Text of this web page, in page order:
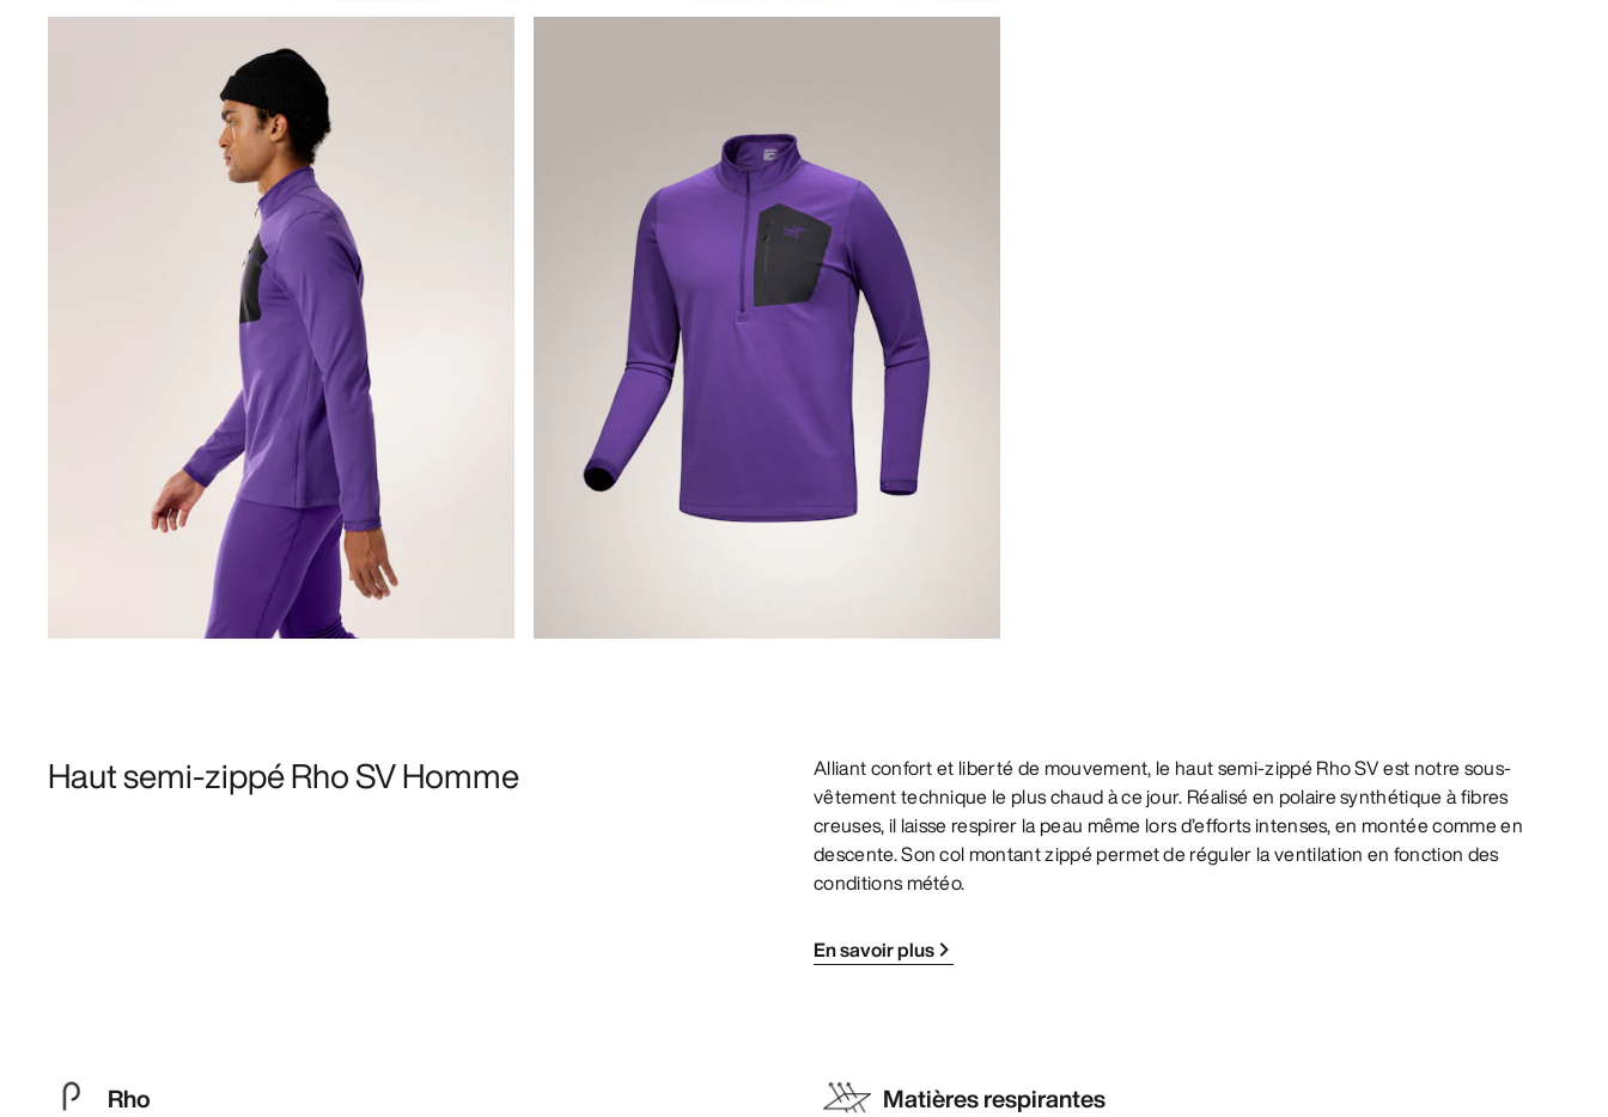
Haut semi-zippé Rho SV Homme
Alliant confort et liberté de mouvement, le haut semi-zippé Rho SV est notre sous-
vêtement technique le plus chaud à ce jour. Réalisé en polaire synthétique à fibres
creuses, il laisse respirer la peau même lors d’efforts intenses, en montée comme en
descente. Son col montant zippé permet de réguler la ventilation en fonction des
conditions météo.
En savoir plus
Rho Matières respirantes